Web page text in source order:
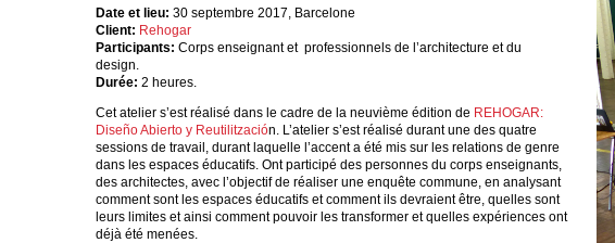
Date et lieu: 30 septembre 2017, Barcelone
Client: Rehogar
Participants: Corps enseignant et professionnels de l’architecture et du
design.
Durée: 2 heures.
Cet atelier s’est réalisé dans le cadre de la neuvième édition de REHOGAR:
Diseño Abierto y Reutilitzación. L’atelier s’est réalisé durant une des quatre
sessions de travail, durant laquelle l’accent a été mis sur les relations de genre
dans les espaces éducatifs. Ont participé des personnes du corps enseignants,
des architectes, avec l’objectif de réaliser une enquête commune, en analysant
comment sont les espaces éducatifs et comment ils devraient être, quelles sont
leurs limites et ainsi comment pouvoir les transformer et quelles expériences ont
déjà été menées.